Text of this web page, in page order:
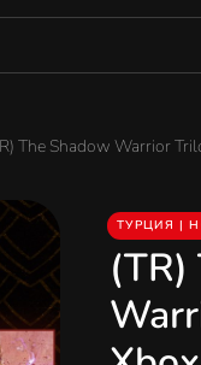
The Shadow Warrior
ТУРЦИЯ |